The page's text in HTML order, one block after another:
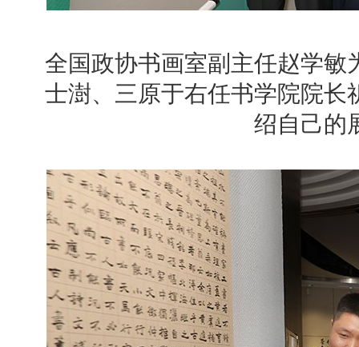
全国政协书画室副主任赵学敏
士澍、三原于右任书学院院长
绍自己的